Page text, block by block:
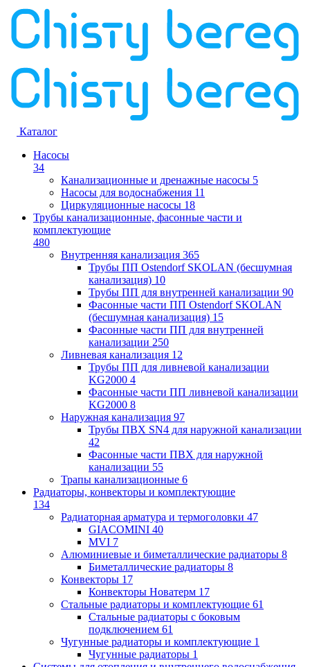
Каталог
Насосы
34
Канализационные и дренажные насосы 5
Насосы для водоснабжения 11
Циркуляционные насосы 18
Трубы канализационные, фасонные части и
комплектующие
480
Внутренняя канализация 365
Трубы ПП Ostendorf SKOLAN (бесшумная
канализация) 10
Трубы ПП для внутренней канализации 90
Фасонные части ПП Ostendorf SKOLAN
(бесшумная канализация) 15
Фасонные части ПП для внутренней
канализации 250
Ливневая канализация 12
Трубы ПП для ливневой канализации
KG2000 4
Фасонные части ПП ливневой канализации
KG2000 8
Наружная канализация 97
Трубы ПВХ SN4 для наружной канализации
42
Фасонные части ПВХ для наружной
канализации 55
Трапы канализационные 6
Радиаторы, конвекторы и комплектующие
134
Радиаторная арматура и термоголовки 47
GIACOMINI 40
MVI 7
Алюминиевые и биметаллические радиаторы 8
Биметаллические радиаторы 8
Конвекторы 17
Конвекторы Новатерм 17
Стальные радиаторы и комплектующие 61
Стальные радиаторы с боковым
подключением 61
Чугунные радиаторы и комплектующие 1
Чугунные радиаторы 1